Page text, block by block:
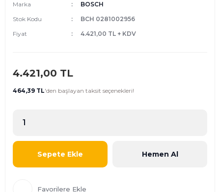
Marka
BOSCH
Stok Kodu
BCH 0281002956
Fiyat
4.421,00 TL + KDV
4.421,00 TL
464,39 TL'den başlayan taksit seçenekleri!
Sepete Ekle Hemen Al